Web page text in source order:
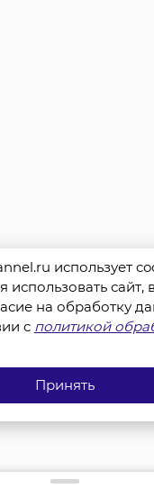
использует
использовать сайт,
на обработку
с политикой
Принять